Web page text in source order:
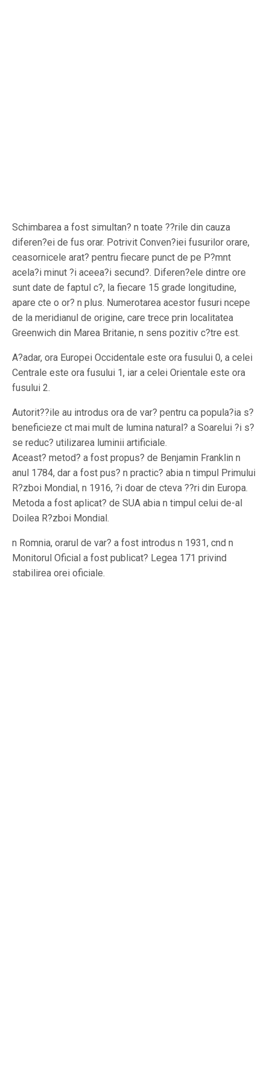
Schimbarea a fost simultan? n toate ??rile din cauza
diferen?ei de fus orar. Potrivit Conven?iei fusurilor orare,
ceasornicele arat? pentru fiecare punct de pe P?mnt
acela?i minut ?i aceea?i secund?. Diferen?ele dintre ore
sunt date de faptul c?, la fiecare 15 grade longitudine,
apare cte o or? n plus. Numerotarea acestor fusuri ncepe
de la meridianul de origine, care trece prin localitatea
Greenwich din Marea Britanie, n sens pozitiv c?tre est.
A?adar, ora Europei Occidentale este ora fusului 0, a celei
Centrale este ora fusului 1, iar a celei Orientale este ora
fusului 2.
Autorit??ile au introdus ora de var? pentru ca popula?ia s?
beneficieze ct mai mult de lumina natural? a Soarelui ?i s?
se reduc? utilizarea luminii artificiale.
Aceast? metod? a fost propus? de Benjamin Franklin n
anul 1784, dar a fost pus? n practic? abia n timpul Primului
R?zboi Mondial, n 1916, ?i doar de cteva ??ri din Europa.
Metoda a fost aplicat? de SUA abia n timpul celui de-al
Doilea R?zboi Mondial.
n Romnia, orarul de var? a fost introdus n 1931, cnd n
Monitorul Oficial a fost publicat? Legea 171 privind
stabilirea orei oficiale.